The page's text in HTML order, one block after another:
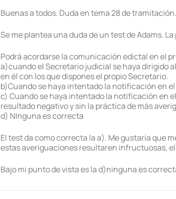
Buenas a todos. Duda en tema 28 de tramitación.
Se me plantea una duda de un test de Adams.
Podrá acordarse la comunicación edictal en el
a)cuando el Secretario judicial se haya dirigido
en él con los que dispones el propio Secretario.
b)Cuando se haya intentado la notificación en
c) Cuando se haya intentado la notificación en
resultado negativo y sin la práctica de más
d) NInguna es correcta
El test da como correcta la a). Me gustaría que
estas averiguaciones resultaren infructuosas,
Bajo mi punto de vista es la d)ninguna es